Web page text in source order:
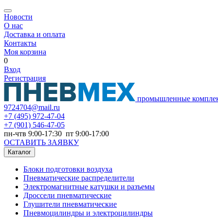
Новости
О нас
Доставка и оплата
Контакты
Моя корзина
0
Вход
Регистрация
промышленные
9724704@mail.ru
+7 (495) 972-47-04
+7 (901) 546-47-05
пн-чтв 9:00-17:30 пт 9:00-17:00
ОСТАВИТЬ ЗАЯВКУ
Каталог
Блоки подготовки воздуха
Пневматические распределители
Электромагнитные катушки и разъемы
Дроссели пневматические
Глушители пневматические
Пневмоцилиндры и электроцилиндры